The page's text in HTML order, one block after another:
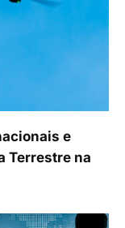
e
Terrestre na